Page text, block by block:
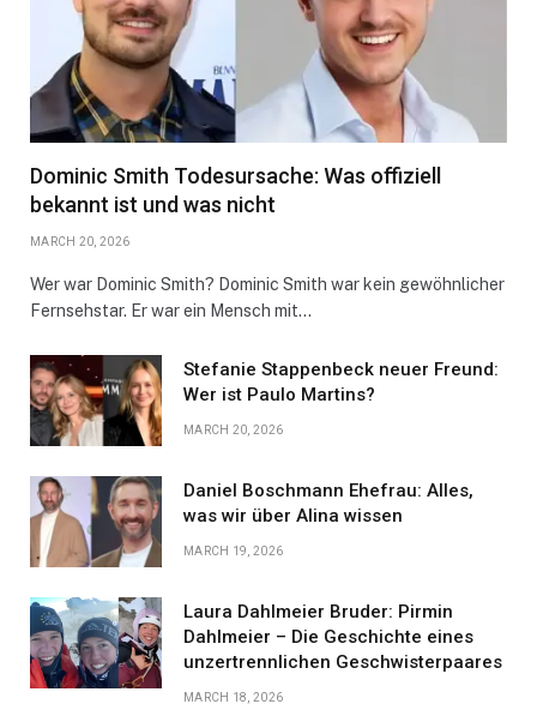
Dominic Smith Todesursache: Was offiziell
bekannt ist und was nicht
MARCH 20, 2026
Wer war Dominic Smith? Dominic Smith war kein gewöhnlicher
Fernsehstar. Er war ein Mensch mit…
Stefanie Stappenbeck neuer Freund:
Wer ist Paulo Martins?
MARCH 20, 2026
Daniel Boschmann Ehefrau: Alles,
was wir über Alina wissen
MARCH 19, 2026
Laura Dahlmeier Bruder: Pirmin
Dahlmeier – Die Geschichte eines
unzertrennlichen Geschwisterpaares
MARCH 18, 2026